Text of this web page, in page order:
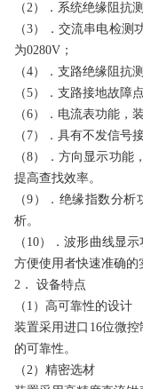
（2）．系统绝缘阻抗
（3）．交流串电检
为0280V；
（4）．支路绝缘阻抗
（5）．支路接地故障
（6）．电流表功能，
（7）．具有不发信号
（8）．方向显示功
提高查找效率。
（9）．绝缘指数分
析。
（10）．波形曲线显
方便使用者快速准确
2． 设备特点
（1）高可靠性的设计
装置采用进口16位微
的可靠性。
（2）精密选材